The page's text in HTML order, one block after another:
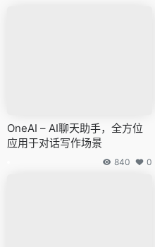
OneAI – AI聊天助手，全方位
应用于对话写作场景
840 0